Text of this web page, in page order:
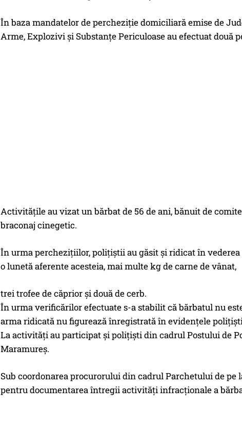
În baza mandatelor de percheziţie domiciliară emise de
Arme, Explozivi şi Substanţe Periculoase au efectuat
Activităţile au vizat un bărbat de 56 de ani, bănuit de
braconaj cinegetic.
În urma percheziţiilor, poliţiştii au găsit şi ridicat în
o lunetă aferente acesteia, mai multe kg de carne de vânat,
trei trofee de căprior şi două de cerb.
În urma verificărilor efectuate s-a stabilit că bărbatul nu
arma ridicată nu figurează înregistrată în evidenţele
La activităţi au participat şi poliţişti din cadrul Postului de
Maramureş.
Sub coordonarea procurorului din cadrul Parchetului de
pentru documentarea întregii activităţi infracţionale a